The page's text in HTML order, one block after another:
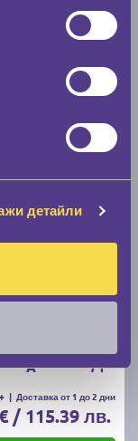
детайли
71
€ / 133.00 лв.
A 71
| Доставка от 1 до 2 дни
/ 115.39 лв.